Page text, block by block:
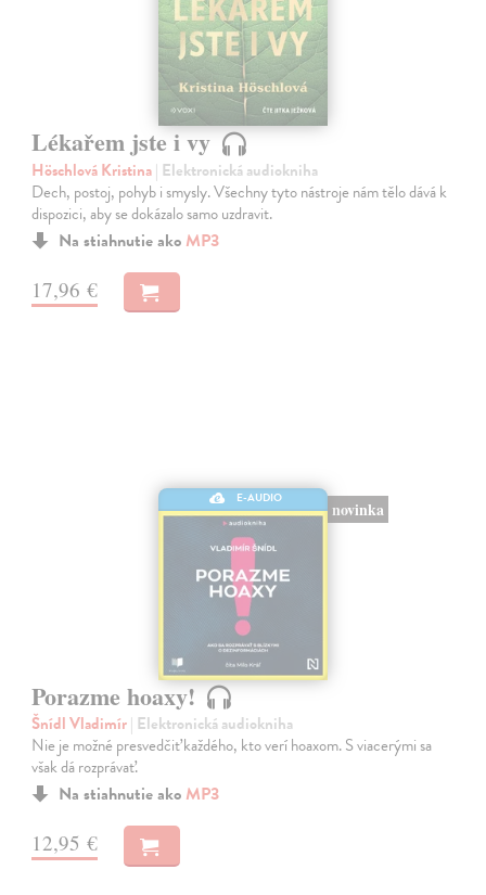
Lékařem jste i vy
Höschlová Kristina| Elektronická audiokniha
Dech, postoj, pohyb i smysly. Všechny tyto nástroje nám tělo dává k
dispozici, aby se dokázalo samo uzdravit.
Na stiahnutie ako MP3
17,96 €
E-AUDIO
novinka
Porazme hoaxy!
Šnídl Vladimír| Elektronická audiokniha
Nie je možné presvedčiť každého, kto verí hoaxom. S viacerými sa
však dá rozprávať.
Na stiahnutie ako MP3
12,95 €